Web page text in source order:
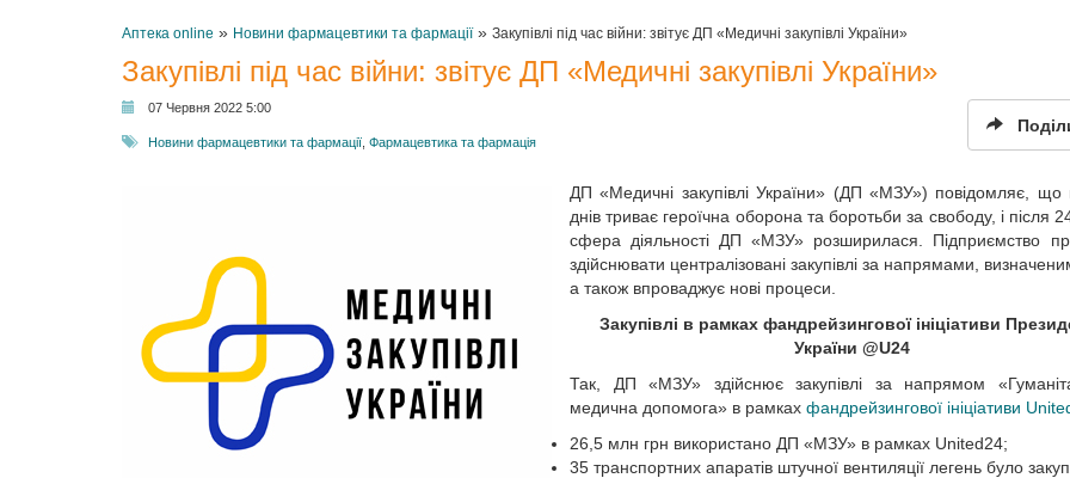
Аптека online » Новини фармацевтики та фармації» Закупівлі під час війни: звітує ДП «Медичні закупівлі України»
Закупівлі під час війни: звітує ДП «Медичні закупівлі України»
07 Червня 2022 5:00
Новини фармацевтики та фармації Фармацевтика та фармація
ДП «Медичні закупівлі України» (ДП «МЗУ») повідомляє, що
днів триває героїчна оборона та боротьби за свободу, і після
сфера діяльності ДП «МЗУ» розширилася. Підприємство
здійснювати централізовані закупівлі за напрямами,
а також впроваджує нові процеси.
Закупівлі в рамках фандрейзингової ініціативи
України @U24
Так, ДП «МЗУ» здійснює закупівлі за напрямом
медична допомога» в рамках фандрейзингової ініціативи
26,5 млн грн використано ДП «МЗУ» в рамках United24;
35 транспортних апаратів штучної вентиляції легень було